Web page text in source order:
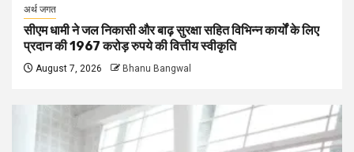
अर्थ जगत
सीएम धामी ने जल निकासी और बाढ़ सुरक्षा सहित विभिन्न कार्यों के लिए
प्रदान की 1967 करोड़ रुपये की वित्तीय स्वीकृति
August 7, 2026 Bhanu Bangwal